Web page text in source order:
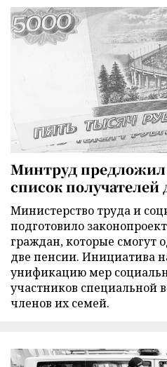
Минтруд
список получателей
Министерство труда и
подготовило
граждан, которые смогут
две пенсии. Инициатива
унификацию мер
участников специальной
членов их семей.